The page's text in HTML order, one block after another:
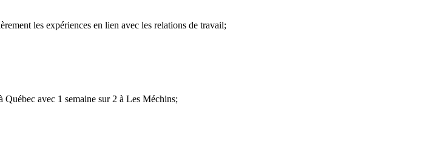
les expériences en lien avec les relations de travail;
avec 1 semaine sur 2 à Les Méchins;